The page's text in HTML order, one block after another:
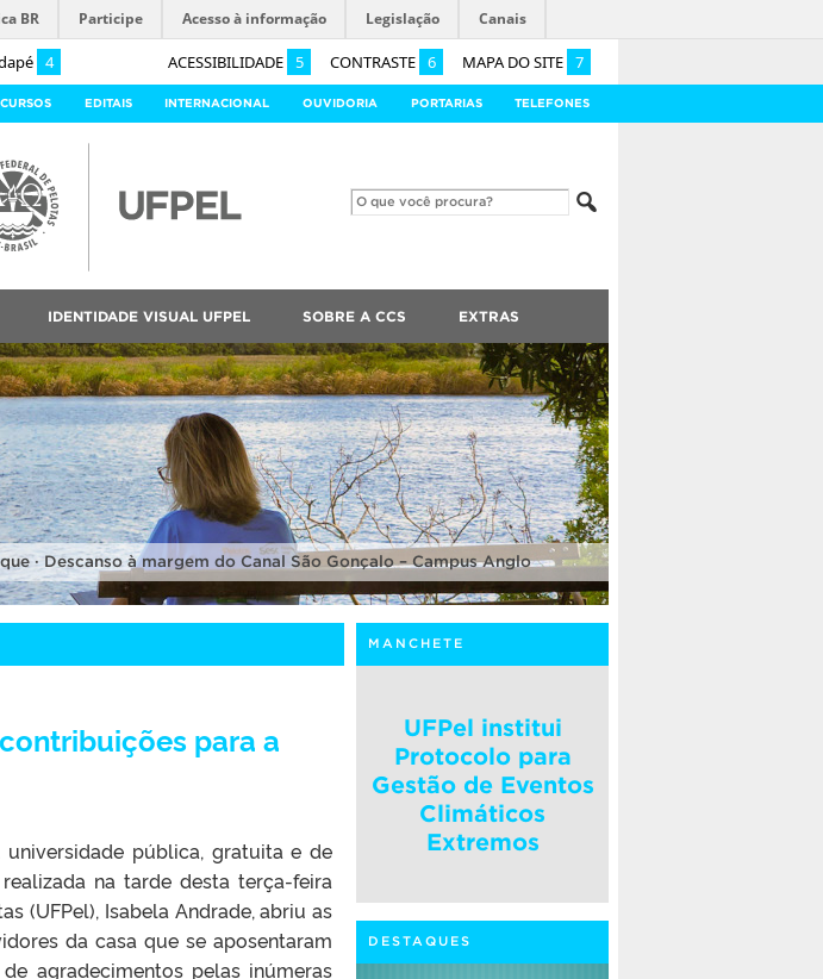
4 ACESSIBILIDADE 5 CONTRASTE 6 MAPA DO SITE 7
BR Participe Acesso à informação Legislação Canais
EDITAIS INTERNACIONAL OUVIDORIA PORTARIAS TELEFONES
IDENTIDADE VISUAL UFPEL SOBRE A CCS EXTRAS
· Descanso à margem do Canal São Gonçalo – Campus Anglo
para a
pública, gratuita e de
na tarde desta terça-feira
(UFPel), Isabela Andrade, abriu as
da casa que se aposentaram
agradecimentos pelas inúmeras
MANCHETE
UFPel institui
Protocolo para
Gestão de Eventos
Climáticos
Extremos
DESTAQUES